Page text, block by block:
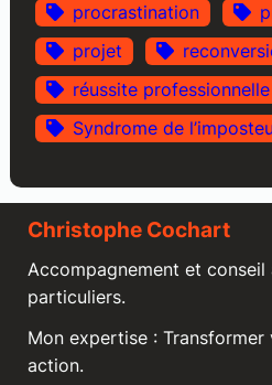
procrastination
projet
réussite professionnelle
Syndrome de
Christophe Cochart
Accompagnement et
particuliers.
Mon expertise :
action.